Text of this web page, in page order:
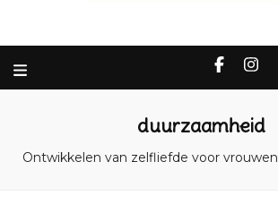
duurzaamheid
Ontwikkelen van zelfliefde voor vrouwen